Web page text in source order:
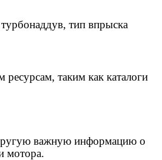
тип впрыска
таким как каталоги
важную информацию о
мотора.